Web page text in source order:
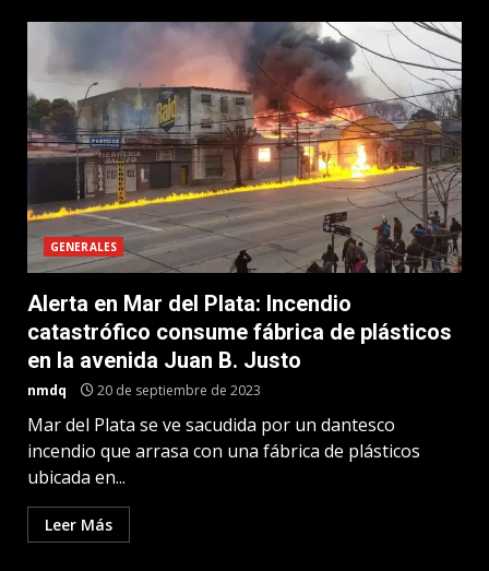
GENERALES
Alerta en Mar del Plata: Incendio
catastrófico consume fábrica de plásticos
en la avenida Juan B. Justo
nmdq 20 de septiembre de 2023
Mar del Plata se ve sacudida por un dantesco
incendio que arrasa con una fábrica de plásticos
ubicada en...
Leer Más